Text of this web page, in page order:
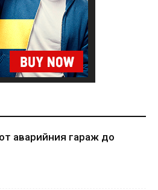
аварийния гараж до